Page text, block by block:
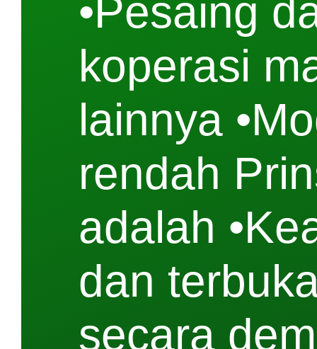
•Pesaing
koperasi
lainnya
rendah
adalah
dan
secara